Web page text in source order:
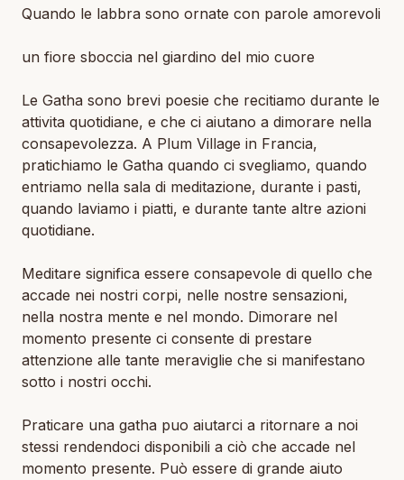
Quando le labbra sono ornate con parole amorevoli
un fiore sboccia nel giardino del mio cuore
Le Gatha sono brevi poesie che recitiamo durante le
attivita quotidiane, e che ci aiutano a dimorare nella
consapevolezza. A Plum Village in Francia,
pratichiamo le Gatha quando ci svegliamo, quando
entriamo nella sala di meditazione, durante i pasti,
quando laviamo i piatti, e durante tante altre azioni
quotidiane.
Meditare significa essere consapevole di quello che
accade nei nostri corpi, nelle nostre sensazioni,
nella nostra mente e nel mondo. Dimorare nel
momento presente ci consente di prestare
attenzione alle tante meraviglie che si manifestano
sotto i nostri occhi.
Praticare una gatha puo aiutarci a ritornare a noi
stessi rendendoci disponibili a ciò che accade nel
momento presente. Può essere di grande aiuto